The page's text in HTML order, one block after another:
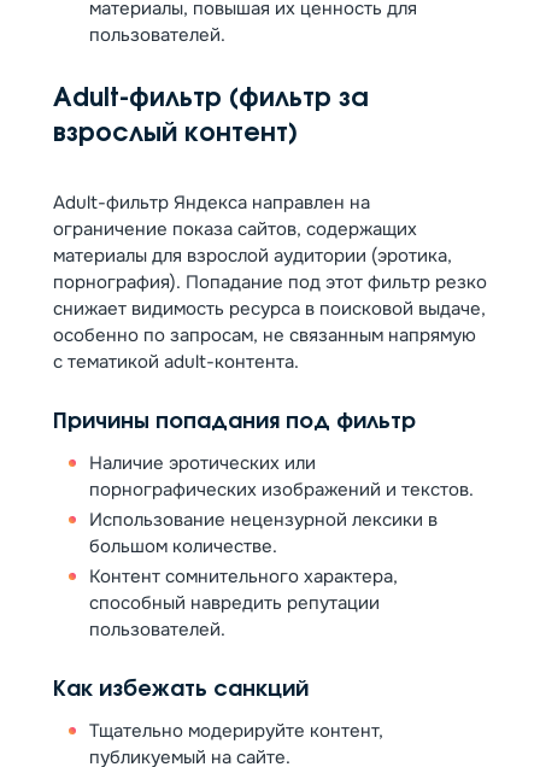
материалы, повышая их ценность для
пользователей.
Adult-фильтр (фильтр за
взрослый контент)
Adult-фильтр Яндекса направлен на
ограничение показа сайтов, содержащих
материалы для взрослой аудитории (эротика,
порнография). Попадание под этот фильтр резко
снижает видимость ресурса в поисковой выдаче,
особенно по запросам, не связанным напрямую
с тематикой adult-контента.
Причины попадания под фильтр
Наличие эротических или
порнографических изображений и текстов.
Использование нецензурной лексики в
большом количестве.
Контент сомнительного характера,
способный навредить репутации
пользователей.
Как избежать санкций
Тщательно модерируйте контент,
публикуемый на сайте.